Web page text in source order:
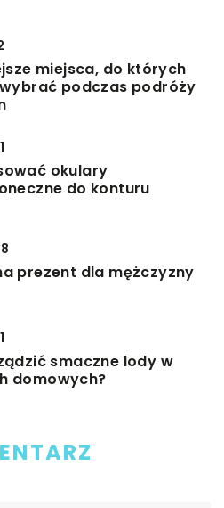
miejsca, do których
podczas podróży
okulary
do konturu
prezent dla mężczyzny
smaczne lody w
domowych?